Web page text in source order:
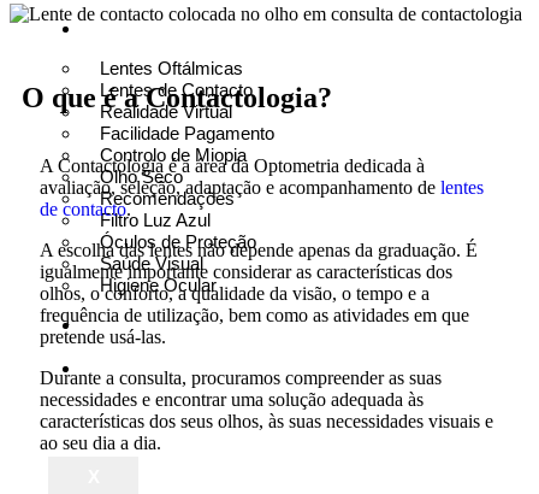
Lentes Oftálmicas
Lentes de Contacto
Realidade Virtual
Facilidade Pagamento
Controlo de Miopia
Olho Seco
Recomendações
Filtro Luz Azul
Óculos de Proteção
Saúde Visual
Higiene Ocular
Sobre
Nós
Consulta
Gratuita
O que é a Contactologia?
A Contactologia é a área da Optometria dedicada à
avaliação, seleção, adaptação e acompanhamento de lentes
de contacto.
A escolha das lentes não depende apenas da graduação. É
igualmente importante considerar as características dos
olhos, o conforto, a qualidade da visão, o tempo e a
frequência de utilização, bem como as atividades em que
pretende usá-las.
Durante a consulta, procuramos compreender as suas
necessidades e encontrar uma solução adequada às
características dos seus olhos, às suas necessidades visuais e
ao seu dia a dia.